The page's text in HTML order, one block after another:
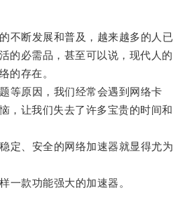
断发展和普及，越来越多的人已
的必需品，甚至可以说，现代人的
的存在。
原因，我们经常会遇到网络卡
，让我们失去了许多宝贵的时间和
、安全的网络加速器就显得尤为
款功能强大的加速器。